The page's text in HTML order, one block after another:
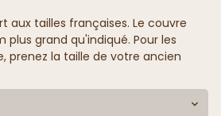
aux tailles françaises. Le couvre
plus grand qu'indiqué. Pour les
prenez la taille de votre ancien